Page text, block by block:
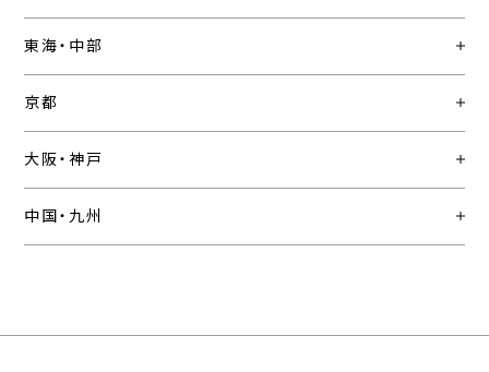
東海・中部
京都
大阪・神戸
中国・九州